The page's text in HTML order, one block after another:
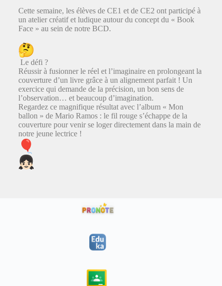
Cette semaine, les élèves de CE1 et de CE2 ont participé à
un atelier créatif et ludique autour du concept du « Book
Face » au sein de notre BCD.
Le défi ?
Réussir à fusionner le réel et l’imaginaire en prolongeant la
couverture d’un livre grâce à un alignement parfait ! Un
exercice qui demande de la précision, un bon sens de
l’observation… et beaucoup d’imagination.
Regardez ce magnifique résultat avec l’album « Mon
ballon » de Mario Ramos : le fil rouge s’échappe de la
couverture pour venir se loger directement dans la main de
notre jeune lectrice !